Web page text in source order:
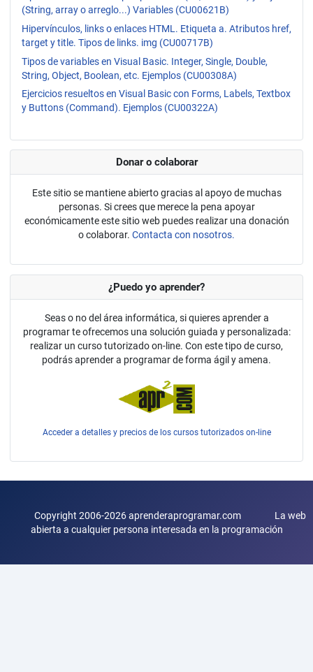
(String, array o arreglo...) Variables (CU00621B)
Hipervínculos, links o enlaces HTML. Etiqueta a. Atributos href,
target y title. Tipos de links. img (CU00717B)
Tipos de variables en Visual Basic. Integer, Single, Double,
String, Object, Boolean, etc. Ejemplos (CU00308A)
Ejercicios resueltos en Visual Basic con Forms, Labels, Textbox
y Buttons (Command). Ejemplos (CU00322A)
Donar o colaborar
Este sitio se mantiene abierto gracias al apoyo de muchas
personas. Si crees que merece la pena apoyar
económicamente este sitio web puedes realizar una donación
o colaborar. Contacta con nosotros.
¿Puedo yo aprender?
Seas o no del área informática, si quieres aprender a
programar te ofrecemos una solución guiada y personalizada:
realizar un curso tutorizado on-line. Con este tipo de curso,
podrás aprender a programar de forma ágil y amena.
Acceder a detalles y precios de los cursos tutorizados on-line
Copyright 2006-2026 aprenderaprogramar.com La web
abierta a cualquier persona interesada en la programación